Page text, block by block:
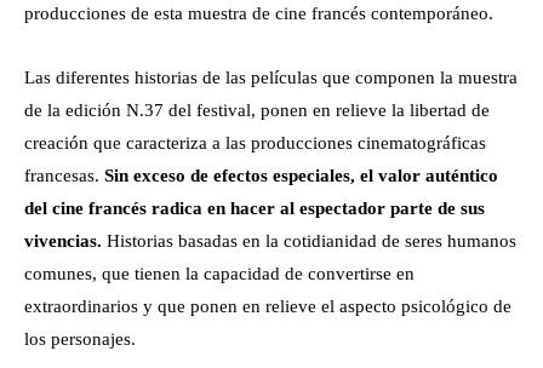
producciones de esta muestra de cine francés contemporáneo.
Las diferentes historias de las películas que componen la muestra
de la edición N.37 del festival, ponen en relieve la libertad de
creación que caracteriza a las producciones cinematográficas
francesas. Sin exceso de efectos especiales, el valor auténtico
del cine francés radica en hacer al espectador parte de sus
vivencias. Historias basadas en la cotidianidad de seres humanos
comunes, que tienen la capacidad de convertirse en
extraordinarios y que ponen en relieve el aspecto psicológico de
los personajes.